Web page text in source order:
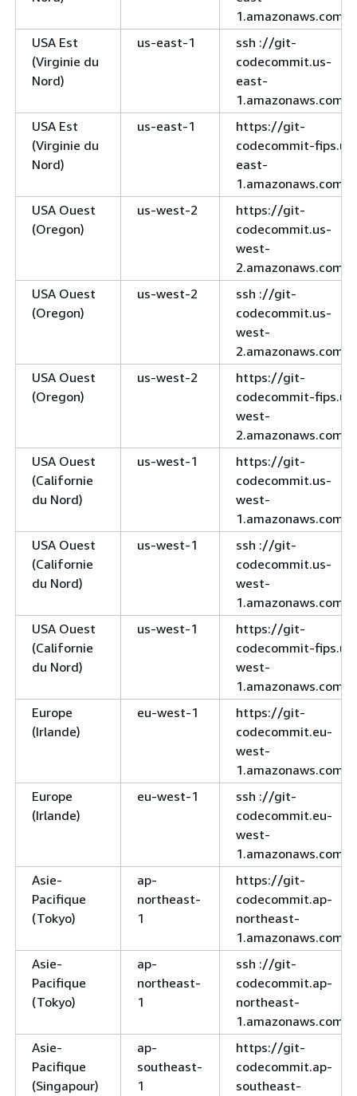
1.amazonaws.com
USA Est
(Virginie du
Nord)
us-east-1
ssh ://git-
codecommit.us-
east-
1.amazonaws.com
USA Est
(Virginie du
Nord)
us-east-1
https://git-
codecommit-
east-
1.amazonaws.com
USA Ouest
(Oregon)
us-west-2
https://git-
codecommit.us-
west-
2.amazonaws.com
USA Ouest
(Oregon)
us-west-2
ssh ://git-
codecommit.us-
west-
2.amazonaws.com
USA Ouest
(Oregon)
us-west-2
https://git-
codecommit-
west-
2.amazonaws.com
USA Ouest
(Californie
du Nord)
us-west-1
https://git-
codecommit.us-
west-
1.amazonaws.com
USA Ouest
(Californie
du Nord)
us-west-1
ssh ://git-
codecommit.us-
west-
1.amazonaws.com
USA Ouest
(Californie
du Nord)
us-west-1
https://git-
codecommit-
west-
1.amazonaws.com
Europe
(Irlande)
eu-west-1
https://git-
codecommit.eu-
west-
1.amazonaws.com
Europe
(Irlande)
eu-west-1
ssh ://git-
codecommit.eu-
west-
1.amazonaws.com
Asie-
Pacifique
(Tokyo)
ap-
northeast-
1
https://git-
codecommit.ap-
northeast-
1.amazonaws.com
Asie-
Pacifique
(Tokyo)
ap-
northeast-
1
ssh ://git-
codecommit.ap-
northeast-
1.amazonaws.com
Asie-
Pacifique
(Singapour)
ap-
southeast-
1
https://git-
codecommit.ap-
southeast-